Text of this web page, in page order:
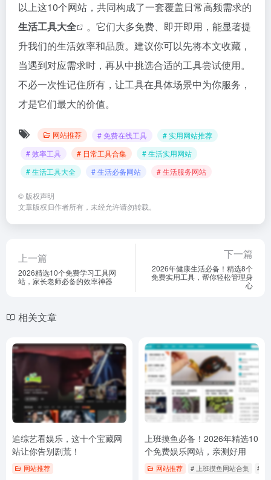
以上这10个网站，共同构成了一套覆盖日常高频需求的
生活工具大全
。它们大多免费、即开即用，能显著提
升我们的生活效率和品质。建议你可以先将本文收藏，
当遇到对应需求时，再从中挑选合适的工具尝试使用。
不必一次性记住所有，让工具在具体场景中为你服务，
才是它们最大的价值。
网站推荐 # 免费在线工具
# 实用网站推荐
# 效率工具
# 日常工具合集
# 生活实用网站
# 生活工具大全
# 生活必备网站 # 生活服务网站
© 版权声明
文章版权归作者所有，未经允许请勿转载。
上一篇
2026精选10个免费学习工具网
站，家长老师必备的效率神器
下一篇
2026年健康生活必备！精选8个
免费实用工具，帮你轻松管理身
心
相关文章
追综艺看娱乐，这十个宝藏网
站让你告别剧荒！
网站推荐
上班摸鱼必备！2026年精选10
个免费娱乐网站，亲测好用
网站推荐 # 上班摸鱼网站合集 # 休